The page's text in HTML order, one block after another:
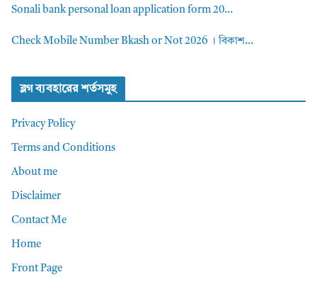
Sonali bank personal loan application form 20...
Check Mobile Number Bkash or Not 2026 । বিকাশ...
ব্লগ ব্যবহারের শর্তসমুহ
Privacy Policy
Terms and Conditions
About me
Disclaimer
Contact Me
Home
Front Page